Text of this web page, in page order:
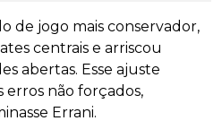
de jogo mais conservador,
centrais e arriscou
abertas. Esse ajuste
erros não forçados,
Errani.